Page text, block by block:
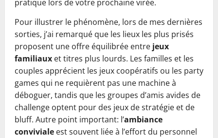
pratique lors de votre prochaine virée.
Pour illustrer le phénomène, lors de mes dernières
sorties, j’ai remarqué que les lieux les plus prisés
proposent une offre équilibrée entre jeux
familiaux et titres plus lourds. Les familles et les
couples apprécient les jeux coopératifs ou les party
games qui ne requièrent pas une machine à
déboguer, tandis que les groupes d’amis avides de
challenge optent pour des jeux de stratégie et de
bluff. Autre point important: l’ambiance
conviviale est souvent liée à l’effort du personnel